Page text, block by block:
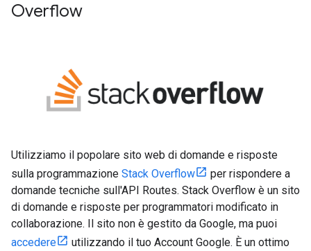
Overflow
Utilizziamo il popolare sito web di domande e risposte
sulla programmazione Stack Overflow
per rispondere a
domande tecniche sull'API Routes. Stack Overflow è un sito
di domande e risposte per programmatori modificato in
collaborazione. Il sito non è gestito da Google, ma puoi
accedere
utilizzando il tuo Account Google. È un ottimo